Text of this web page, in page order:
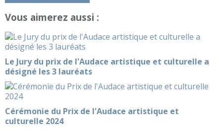
Vous aimerez aussi :
Le Jury du prix de l'Audace artistique et culturelle a
désigné les 3 lauréats
Cérémonie du Prix de l'Audace artistique et
culturelle 2024